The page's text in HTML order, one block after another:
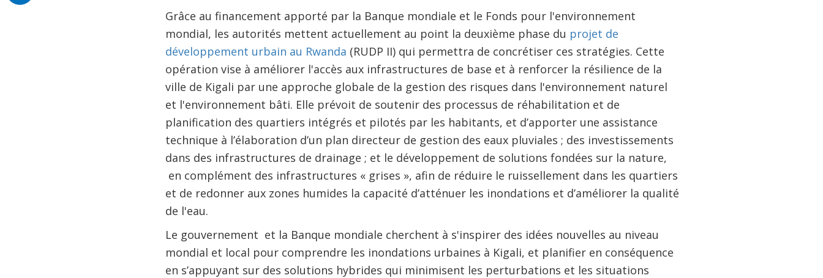
Grâce au financement apporté par la Banque mondiale et le Fonds pour l'environnement
mondial, les autorités mettent actuellement au point la deuxième phase du projet de
développement urbain au Rwanda (RUDP II) qui permettra de concrétiser ces stratégies. Cette
opération vise à améliorer l'accès aux infrastructures de base et à renforcer la résilience de la
ville de Kigali par une approche globale de la gestion des risques dans l'environnement naturel
et l'environnement bâti. Elle prévoit de soutenir des processus de réhabilitation et de
planification des quartiers intégrés et pilotés par les habitants, et d’apporter une assistance
technique à l’élaboration d’un plan directeur de gestion des eaux pluviales ; des investissements
dans des infrastructures de drainage ; et le développement de solutions fondées sur la nature,
en complément des infrastructures « grises », afin de réduire le ruissellement dans les quartiers
et de redonner aux zones humides la capacité d’atténuer les inondations et d’améliorer la qualité
de l'eau.
Le gouvernement et la Banque mondiale cherchent à s'inspirer des idées nouvelles au niveau
mondial et local pour comprendre les inondations urbaines à Kigali, et planifier en conséquence
en s’appuyant sur des solutions hybrides qui minimisent les perturbations et les situations